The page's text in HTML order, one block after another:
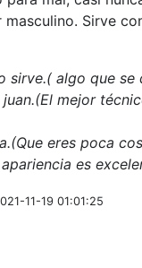
Sirve
sirve.( algo que se
mejor
eres poca
es
11-19 01:01:25